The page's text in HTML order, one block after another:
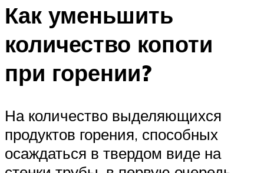
Как уменьшить
количество копоти
при горении?
На количество выделяющихся
продуктов горения, способных
осаждаться в твердом виде на